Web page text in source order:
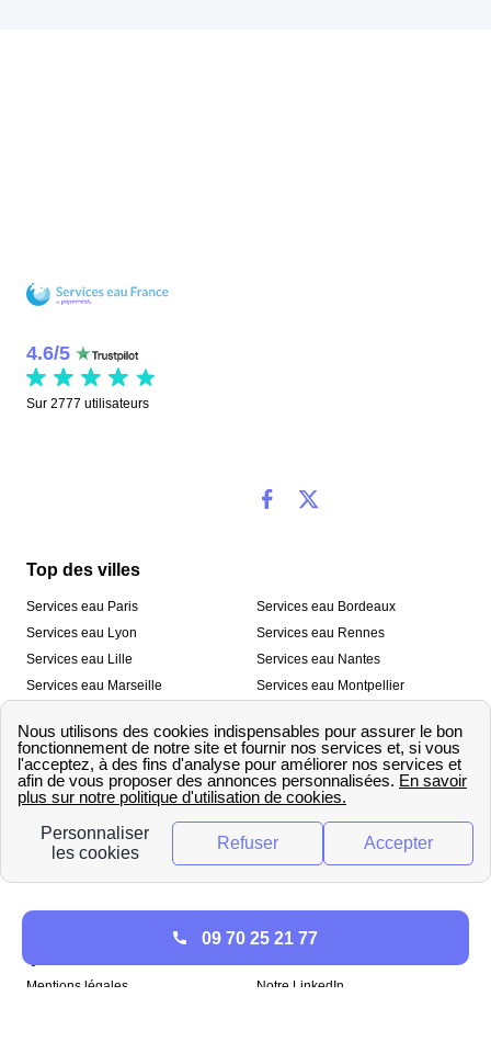
4.6/5
Sur 2777 utilisateurs
Top des villes
Services eau Paris
Services eau Lyon
Services eau Lille
Services eau Marseille
Services eau Toulon
Services eau Bordeaux
Services eau Rennes
Services eau Nantes
Services eau Montpellier
Services eau Strasbourg
Nos outils
🛁 Simulateur consommation eau
💧 Comparer les fournisseurs
d’eau
Qui sommes-nous ?
Mentions légales
Notre LinkedIn
09 70 25 21 77